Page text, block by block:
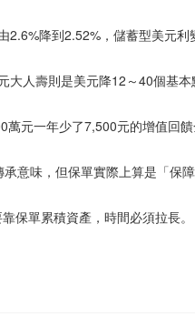
2.6%降到2.52%，儲蓄型美元利
大人壽則是美元降12～40個基
萬元一年少了7,500元的增值回
意味，但保單實際上算是「保障
保單累積資產，時間必須拉長。